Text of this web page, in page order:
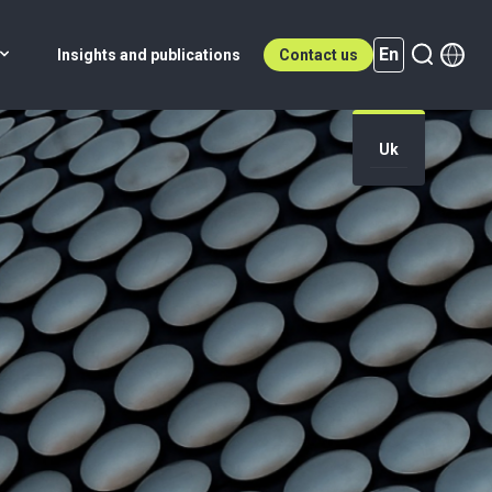
Insights and publications Contact us En
Uk
En (active)